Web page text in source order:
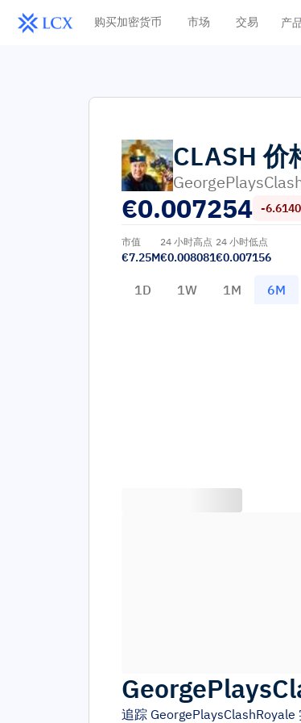
购买加密货币 市场 交易 产
CLASH 价
€0.007254 -
市值
€7.25M
24 小时高点
€0.008081
24 小时低点
€0.007156
1D 1W 1M 6M
追踪 GeorgePlaysClashRoyale